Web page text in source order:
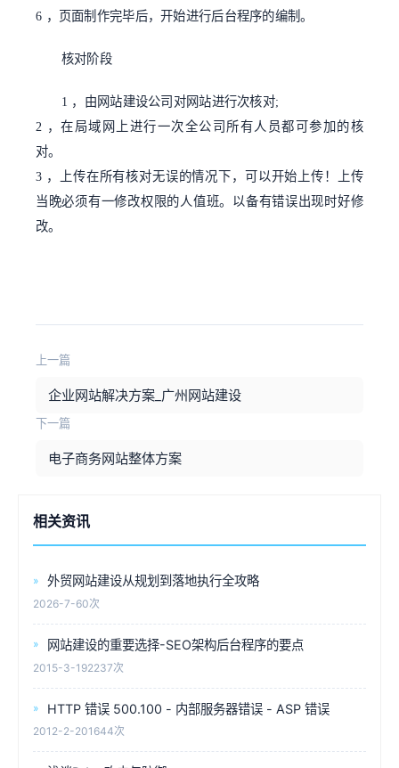
6 ，页面制作完毕后，开始进行后台程序的编制。
核对阶段
1 ，由网站建设公司对网站进行次核对;
2 ，在局域网上进行一次全公司所有人员都可参加的核
对。
3 ，上传在所有核对无误的情况下，可以开始上传！上传
当晚必须有一修改权限的人值班。以备有错误出现时好修
改。
上一篇
企业网站解决方案_广州网站建设
下一篇
电子商务网站整体方案
相关资讯
外贸网站建设从规划到落地执行全攻略
2026-7-60次
网站建设的重要选择-SEO架构后台程序的要点
2015-3-192237次
HTTP 错误 500.100 - 内部服务器错误 - ASP 错误
2012-2-201644次